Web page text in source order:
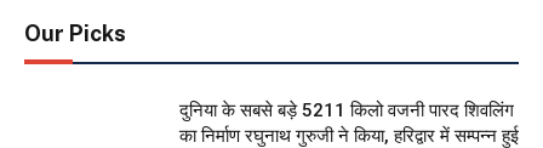
Our Picks
दुनिया के सबसे बड़े 5211 किलो वजनी पारद शिवलिंग
का निर्माण रघुनाथ गुरुजी ने किया, हरिद्वार में सम्पन्न हुई